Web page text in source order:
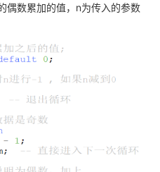
偶数累加的值，n为传入的参数